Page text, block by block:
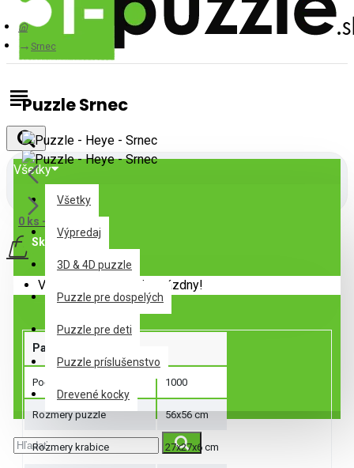
Všetky
Všetky
Výpredaj
3D & 4D puzzle
Puzzle pre dospelých
Puzzle pre deti
Puzzle príslušenstvo
Drevené kocky
0 ks - 0,00€
Váš nákupný košík je prázdny!
Srnec
Puzzle Srnec
Skladom
Špecifikácie
Parametre produktu
Počet dielikov 1000
Rozmery puzzle 56x56 cm
Rozmery krabice 27x27x6 cm